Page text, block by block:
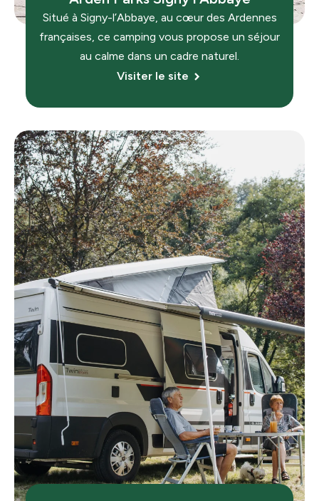
Situé à Signy-l’Abbaye, au cœur des Ardennes
françaises, ce camping vous propose un séjour
au calme dans un cadre naturel.
Visiter le site